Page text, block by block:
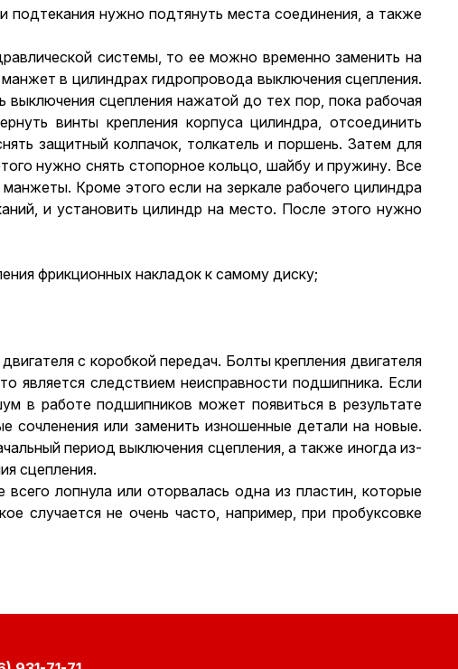
подтекания нужно подтянуть места соединения, а также
системы, то ее можно временно заменить на
в цилиндрах гидропровода выключения сцепления.
сцепления нажатой до тех пор, пока рабочая
винты крепления корпуса цилиндра, отсоединить
защитный колпачок, толкатель и поршень. Затем для
нужно снять стопорное кольцо, шайбу и пружину. Все
Кроме этого если на зеркале рабочего цилиндра
и установить цилиндр на место. После этого нужно
фрикционных накладок к самому диску;
с коробкой передач. Болты крепления двигателя
является следствием неисправности подшипника. Если
в работе подшипников может появиться в результате
сочленения или заменить изношенные детали на новые.
период выключения сцепления, а также иногда из-
сцепления.
лопнула или оторвалась одна из пластин, которые
случается не очень часто, например, при пробуксовке